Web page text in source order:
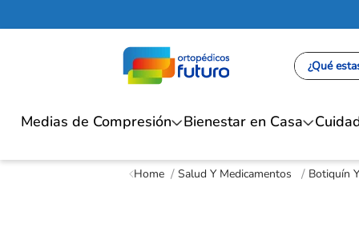
¿Qué
Medias de Compresión Bienestar en Casa
Salud Y Medicamentos Botiquín